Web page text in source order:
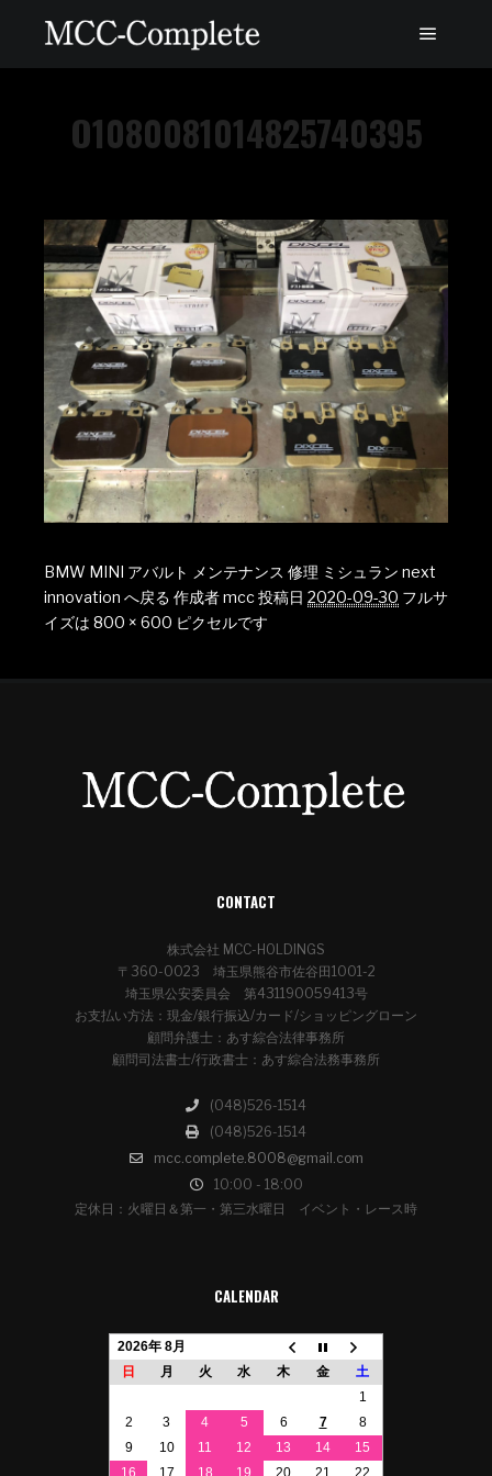
O1080081014825740395
BMW MINI アバルト メンテナンス 修理 ミシュラン next
innovation へ戻る 作成者mcc投稿日 2020-09-30 フルサ
イズは 800 × 600 ピクセルです
CONTACT
株式会社 MCC-HOLDINGS
〒360-0023 埼玉県熊谷市佐谷田1001-2
埼玉県公安委員会 第431190059413号
お支払い方法：現金/銀行振込/カード/ショッピングローン
顧問弁護士：あす綜合法律事務所
顧問司法書士/行政書士：あす綜合法務事務所
(048)526-1514
(048)526-1514
mcc.complete.8008@gmail.com
10:00 - 18:00
定休日：火曜日＆第一・第三水曜日 イベント・レース時
CALENDAR
2026年 8月
日
月 火 水 木 金
土
1
2
3 4 5 6 7
8
9
10 11 12 13 14
15
16
17 18 19 20 21 22